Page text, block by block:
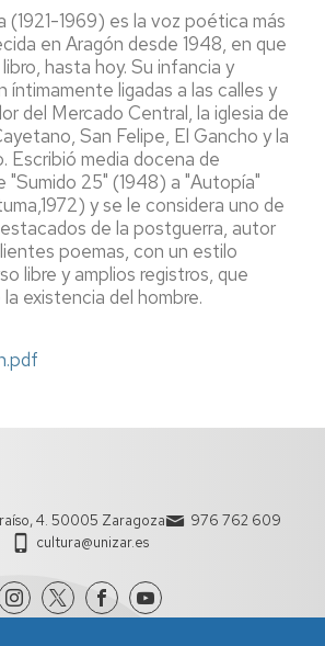
(1921-1969) es la voz poética más
en Aragón desde 1948, en que
hasta hoy. Su infancia y
íntimamente ligadas a las calles y
del Mercado Central, la iglesia de
San Felipe, El Gancho y la
Escribió media docena de
"Sumido 25" (1948) a "Autopía"
y se le considera uno de
de la postguerra, autor
poemas, con un estilo
libre y amplios registros, que
existencia del hombre.
4. 50005 Zaragoza
976 762 609
cultura@unizar.es